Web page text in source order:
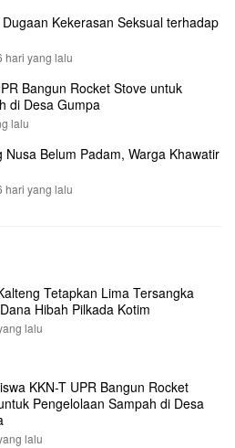
Kekerasan Seksual terhadap
hari yang lalu
Bangun Rocket Stove untuk
di Desa Gumpa
lalu
Nusa Belum Padam, Warga Khawatir
hari yang lalu
Tetapkan Lima Tersangka
Hibah Pilkada Kotim
lalu
KKN-T UPR Bangun Rocket
Pengelolaan Sampah di Desa
lalu